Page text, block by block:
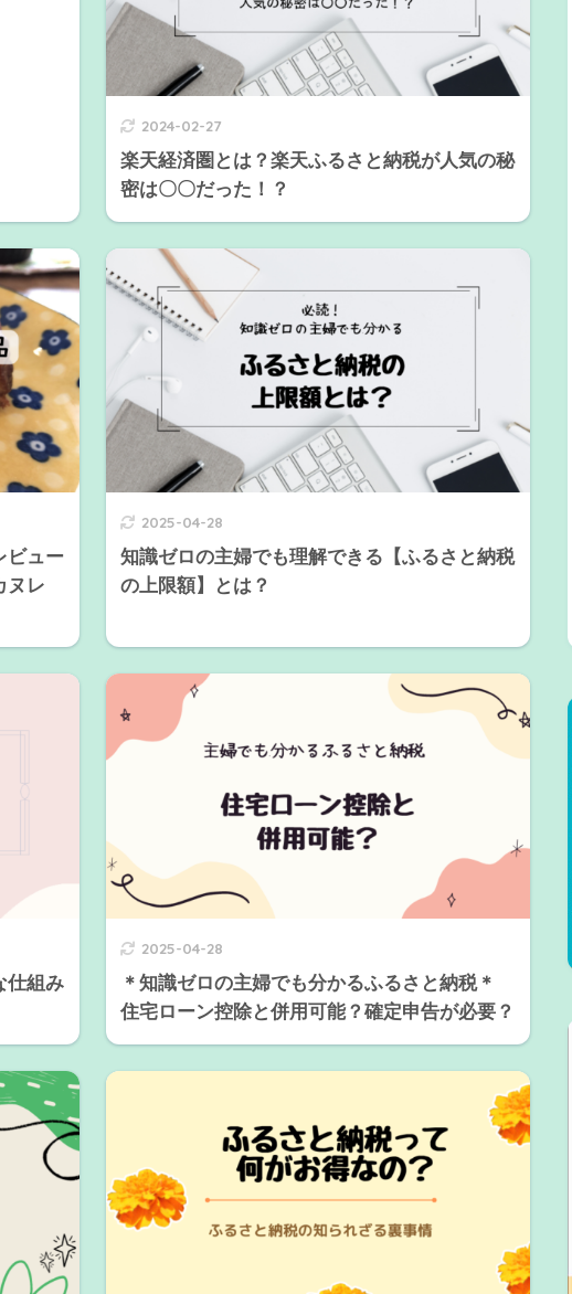
2024-02-27
楽天経済圏とは？楽天ふるさと納税が人気の秘
密は〇〇だった！？
ビュー
ヌレ
2025-04-28
知識ゼロの主婦でも理解できる【ふるさと納税
の上限額】とは？
仕組み
2025-04-28
＊知識ゼロの主婦でも分かるふるさと納税＊
住宅ローン控除と併用可能？確定申告が必要？